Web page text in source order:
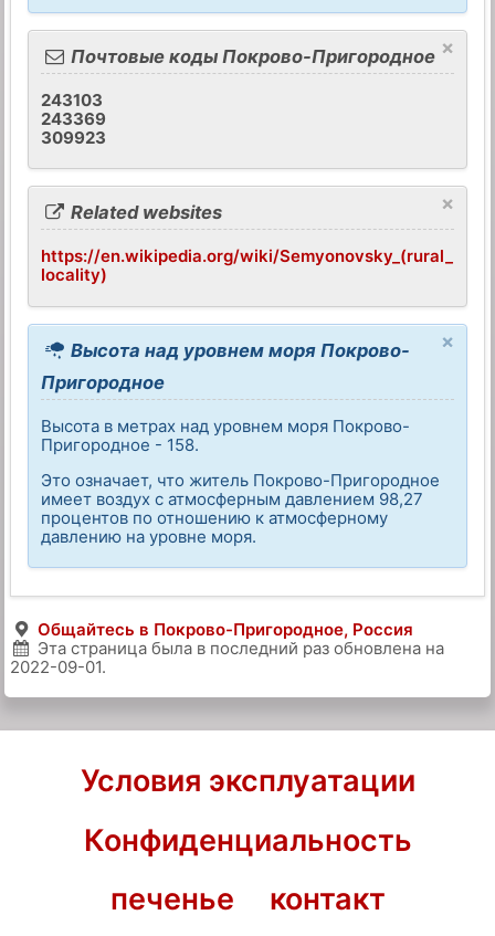
×
Почтовые коды Покрово-Пригородное
243103
243369
309923
×
Related websites
https://en.wikipedia.org/wiki/Semyonovsky_(rural_
locality)
×
Высота над уровнем моря Покрово-
Пригородное
Высота в метрах над уровнем моря Покрово-
Пригородное - 158.
Это означает, что житель Покрово-Пригородное
имеет воздух с атмосферным давлением 98,27
процентов по отношению к атмосферному
давлению на уровне моря.
Общайтесь в Покрово-Пригородное, Россия
Эта страница была в последний раз обновлена на
2022-09-01.
Условия эксплуатации
Конфиденциальность
печенье
контакт